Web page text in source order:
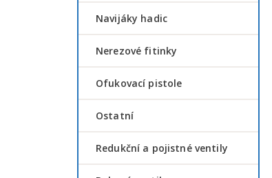
Navijáky hadic
Nerezové fitinky
Ofukovací pistole
Ostatní
Redukční a pojistné ventily